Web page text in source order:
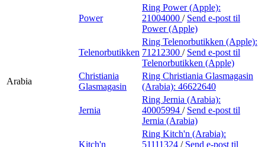
Power
Ring Power (Apple):
21004000 / Send e-post til
Power (Apple)
Telenorbutikken
Ring Telenorbutikken (Apple):
71212300 / Send e-post til
Telenorbutikken (Apple)
Arabia
Christiania
Glasmagasin
Ring Christiania Glasmagasin
(Arabia): 46622640
Jernia
Ring Jernia (Arabia):
40005994 / Send e-post til
Jernia (Arabia)
Kitch'n
Ring Kitch'n (Arabia):
51111324 / Send e-post til